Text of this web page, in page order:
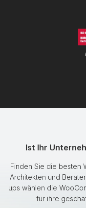
Ist Ihr
Finden Sie die besten
Architekten und
ups wählen die
für ihre